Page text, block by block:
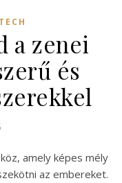
TECH
a zenei
és
az embereket.